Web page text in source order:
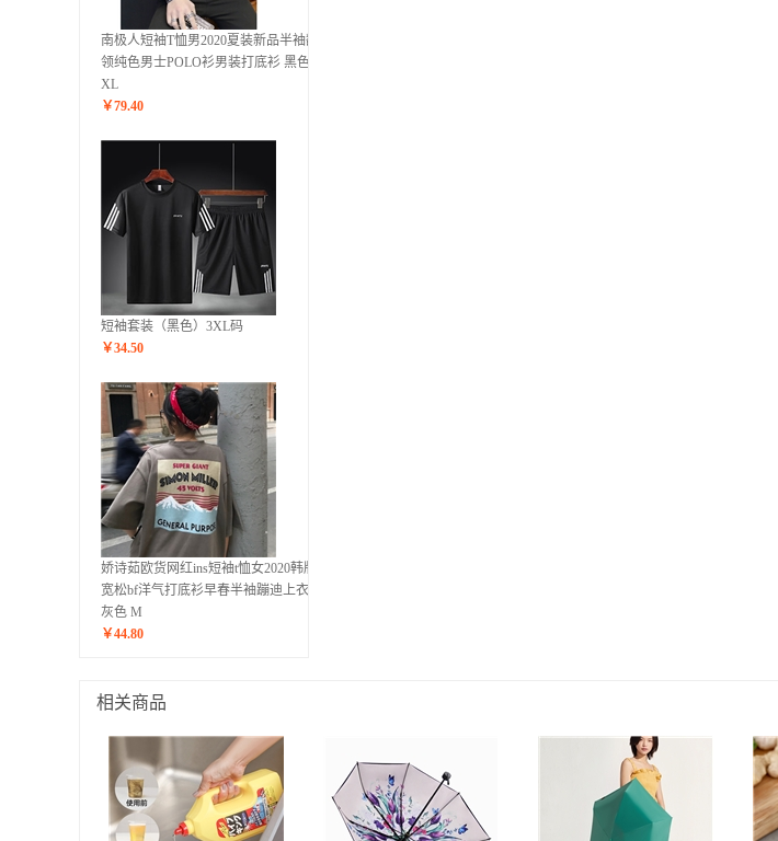
南极人短袖T恤男2020夏装新品半袖翻
领纯色男士POLO衫男装打底衫 黑色
XL
￥79.40
短袖套装（黑色）3XL码
￥34.50
娇诗茹欧货网红ins短袖t恤女2020韩版
宽松bf洋气打底衫早春半袖蹦迪上衣 深
灰色 M
￥44.80
相关商品